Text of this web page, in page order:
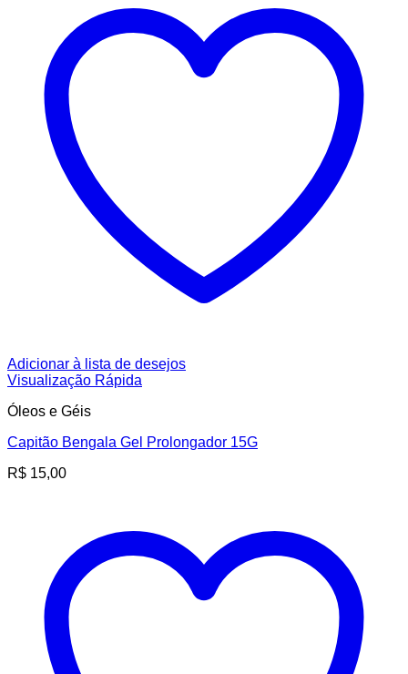
Adicionar à lista de desejos
Visualização Rápida
Óleos e Géis
Capitão Bengala Gel Prolongador 15G
R$ 15,00